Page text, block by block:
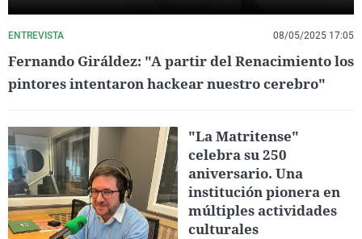
ENTREVISTA 08/05/2025 17:05
Fernando Giráldez: "A partir del Renacimiento los
pintores intentaron hackear nuestro cerebro"
"La Matritense"
celebra su 250
aniversario. Una
institución pionera en
múltiples actividades
culturales